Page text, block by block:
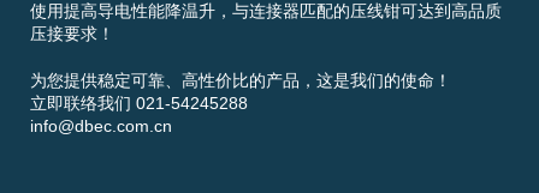
使用提高导电性能降温升，与连接器匹配的压线钳可达到高品质
压接要求！
为您提供稳定可靠、高性价比的产品，这是我们的使命！
立即联络我们 021-54245288
info@dbec.com.cn